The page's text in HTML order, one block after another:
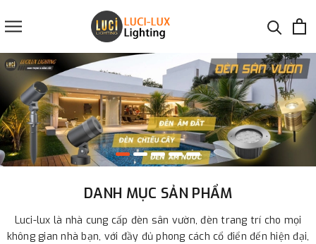
DANH MỤC SẢN PHẨM
Luci-lux là nhà cung cấp đèn sân vườn, đèn trang trí cho mọi
không gian nhà bạn, với đầy đủ phong cách cổ điển đến hiện đại,